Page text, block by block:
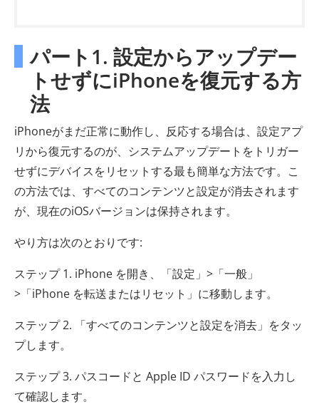
パート1. 設定からアップデー
トせずにiPhoneを復元する方
法
iPhoneがまだ正常に動作し、反応する場合は、設定アプ
リから復元するのが、システムアップデートをトリガー
せずにデバイスをリセットする最も簡単な方法です。こ
の方法では、すべてのコンテンツと設定が消去されます
が、現在のiOSバージョンは保持されます。
やり方は次のとおりです:
ステップ 1. iPhone を開き、「設定」>「一般」
>「iPhone を転送またはリセット」に移動します。
ステップ 2. 「すべてのコンテンツと設定を消去」をタッ
プします。
ステップ 3. パスコードと Apple ID パスワードを入力し
て確認します。